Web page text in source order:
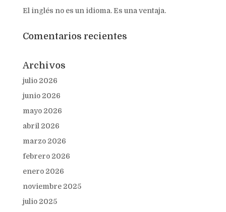
El inglés no es un idioma. Es una ventaja.
Comentarios recientes
Archivos
julio 2026
junio 2026
mayo 2026
abril 2026
marzo 2026
febrero 2026
enero 2026
noviembre 2025
julio 2025